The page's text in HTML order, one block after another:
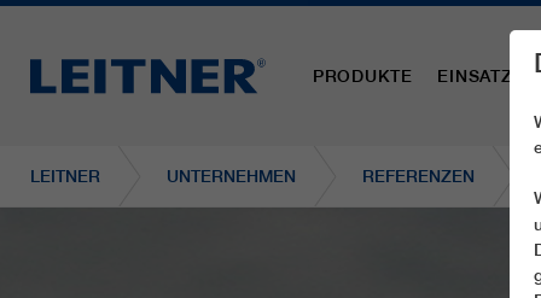
PRODUKTE
LEITNER UNTERNEHMEN REFERENZEN